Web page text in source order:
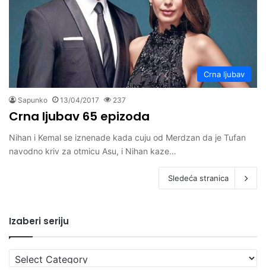
Crna ljubav
Sapunko 13/04/2017 237
Crna ljubav 65 epizoda
Nihan i Kemal se iznenade kada cuju od Merdzan da je Tufan
navodno kriv za otmicu Asu, i Nihan kaze…
Sledeća stranica
Izaberi seriju
Izaberi
seriju